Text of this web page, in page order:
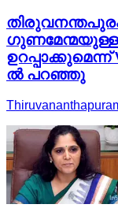
ഗുണമേന്മയുള്ള
ൽ പറഞ്ഞു